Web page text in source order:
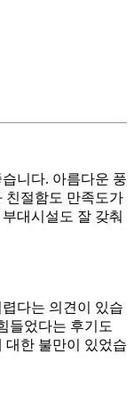
니다. 아름다운 풍
친절함도 만족도가
대시설도 잘 갖춰
다는 의견이 있습
들었다는 후기도
대한 불만이 있었습